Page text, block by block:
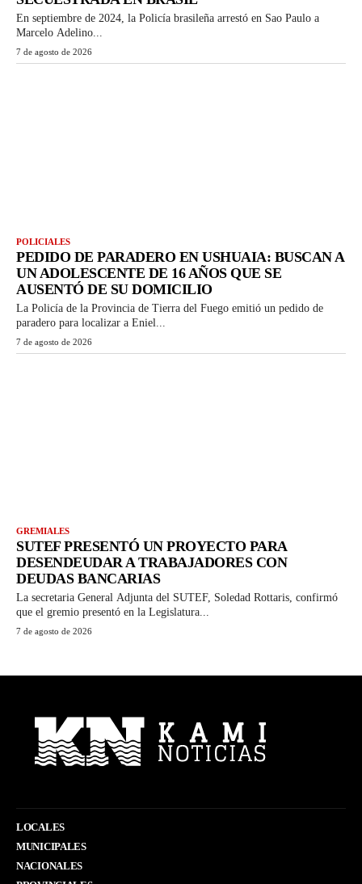
En septiembre de 2024, la Policía brasileña arrestó en Sao Paulo a
Marcelo Adelino...
7 de agosto de 2026
POLICIALES
PEDIDO DE PARADERO EN USHUAIA: BUSCAN A
UN ADOLESCENTE DE 16 AÑOS QUE SE
AUSENTÓ DE SU DOMICILIO
La Policía de la Provincia de Tierra del Fuego emitió un pedido de
paradero para localizar a Eniel...
7 de agosto de 2026
GREMIALES
SUTEF PRESENTÓ UN PROYECTO PARA
DESENDEUDAR A TRABAJADORES CON
DEUDAS BANCARIAS
La secretaria General Adjunta del SUTEF, Soledad Rottaris, confirmó
que el gremio presentó en la Legislatura...
7 de agosto de 2026
LOCALES
MUNICIPALES
NACIONALES